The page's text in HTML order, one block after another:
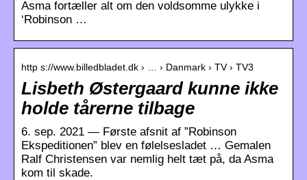
Asma fortæller alt om den voldsomme ulykke i
‘Robinson …
http s://www.billedbladet.dk › … › Danmark › TV › TV3
Lisbeth Østergaard kunne ikke
holde tårerne tilbage
6. sep. 2021 — Første afsnit af ”Robinson
Ekspeditionen” blev en følelsesladet … Gemalen
Ralf Christensen var nemlig helt tæt på, da Asma
kom til skade.